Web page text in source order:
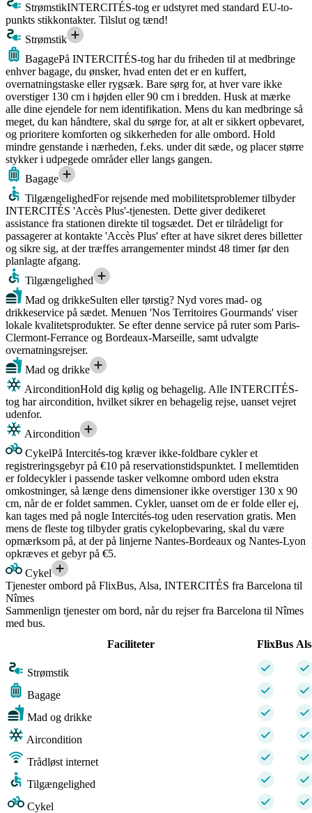
StrømstikINTERCITÉS-tog er udstyret med standard EU-to-
punkts stikkontakter. Tilslut og tænd!
Strømstik
BagagePå INTERCITÉS-tog har du friheden til at medbringe
enhver bagage, du ønsker, hvad enten det er en kuffert,
overnatningstaske eller rygsæk. Bare sørg for, at hver vare ikke
overstiger 130 cm i højden eller 90 cm i bredden. Husk at mærke
alle dine ejendele for nem identifikation. Mens du kan medbringe så
meget, du kan håndtere, skal du sørge for, at alt er sikkert opbevaret,
og prioritere komforten og sikkerheden for alle ombord. Hold
mindre genstande i nærheden, f.eks. under dit sæde, og placer større
stykker i udpegede områder eller langs gangen.
Bagage
TilgængelighedFor rejsende med mobilitetsproblemer tilbyder
INTERCITÉS 'Accès Plus'-tjenesten. Dette giver dedikeret
assistance fra stationen direkte til togsædet. Det er tilrådeligt for
passagerer at kontakte 'Accès Plus' efter at have sikret deres billetter
og sikre sig, at der træffes arrangementer mindst 48 timer før den
planlagte afgang.
Tilgængelighed
Mad og drikkeSulten eller tørstig? Nyd vores mad- og
drikkeservice på sædet. Menuen 'Nos Territoires Gourmands' viser
lokale kvalitetsprodukter. Se efter denne service på ruter som Paris-
Clermont-Ferrance og Bordeaux-Marseille, samt udvalgte
overnatningsrejser.
Mad og drikke
AirconditionHold dig kølig og behagelig. Alle INTERCITÉS-
tog har aircondition, hvilket sikrer en behagelig rejse, uanset vejret
udenfor.
Aircondition
CykelPå Intercités-tog kræver ikke-foldbare cykler et
registreringsgebyr på €10 på reservationstidspunktet. I mellemtiden
er foldecykler i passende tasker velkomne ombord uden ekstra
omkostninger, så længe dens dimensioner ikke overstiger 130 x 90
cm, når de er foldet sammen. Cykler, uanset om de er folde eller ej,
kan tages med på nogle Intercités-tog uden reservation gratis. Men
mens de fleste tog tilbyder gratis cykelopbevaring, skal du være
opmærksom på, at der på linjerne Nantes-Bordeaux og Nantes-Lyon
opkræves et gebyr på €5.
Cykel
Tjenester ombord på FlixBus, Alsa, INTERCITÉS fra Barcelona til
Nîmes
Sammenlign tjenester om bord, når du rejser fra Barcelona til Nîmes
med bus.
Faciliteter
FlixBus
Strømstik
Bagage
Mad og drikke
Aircondition
Trådløst internet
Tilgængelighed
Cykel